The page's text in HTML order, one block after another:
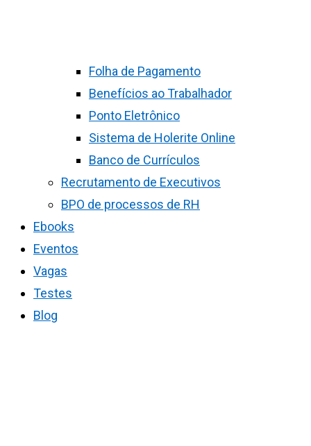
Folha de Pagamento
Benefícios ao Trabalhador
Ponto Eletrônico
Sistema de Holerite Online
Banco de Currículos
Recrutamento de Executivos
BPO de processos de RH
Ebooks
Eventos
Vagas
Testes
Blog